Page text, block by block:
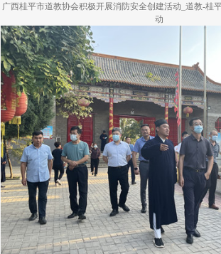
广西桂平市道教协会积极开展消防安全创建活动_道教-桂
动